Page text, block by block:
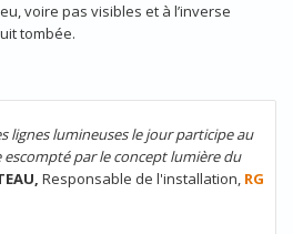
voire pas visibles et à l’inverse
tombée.
lignes lumineuses le jour participe au
par le concept lumière du
Responsable de l'installation, RG